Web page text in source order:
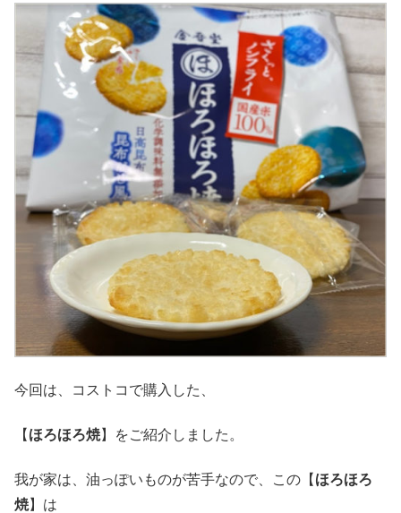
今回は、コストコで購入した、
【 ほろほろ焼】をご紹介しました。
我が家は、油っぽいものが苦手なので、この【 ほろほろ
焼】は